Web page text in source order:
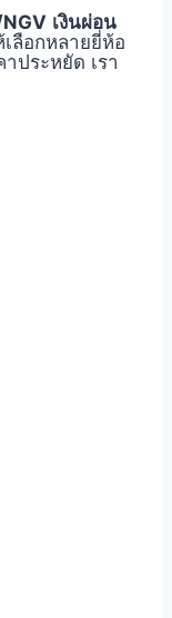
เงินผ่อน
ลือกหลายยี่ห้อ
ประหยัด เรา